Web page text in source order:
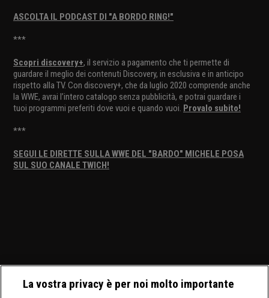
ASCOLTA IL PODCAST DI "A BORDO RING!"
***
Scopri discovery+, il servizio a pagamento che ti permette di
guardare il meglio dei contenuti Discovery, in esclusiva e in anticipo
rispetto alla TV. Con discovery+, che da luglio 2020 comprende anche
la WWE, avrai l’intero catalogo senza pubblicità, e potrai guardare i
tuoi programmi preferiti dove vuoi e quando vuoi. Provalo subito!
***
SEGUI LE DIRETTE SULLA WWE DEL "BARDO" MICHELE POSA
SUL SUO CANALE TWICH!
La vostra privacy è per noi molto importante